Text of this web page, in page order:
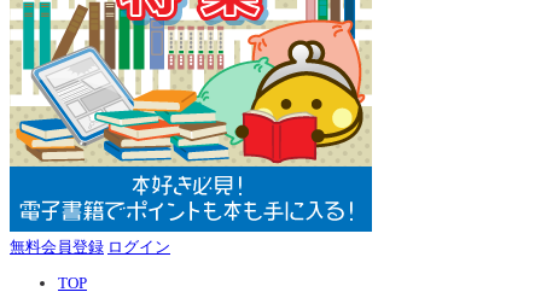
無料会員登録 ログイン
TOP